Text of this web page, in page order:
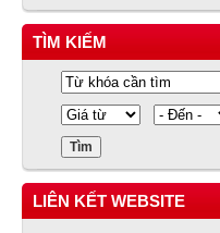
TÌM KIẾM
LIÊN KẾT WEBSITE